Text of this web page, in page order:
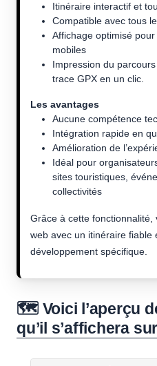
Itinéraire interactif et
Compatible avec tous
Affichage optimisé
mobiles
Impression du
trace GPX en un clic.
Les avantages
Aucune compétence
Intégration rapide en
Amélioration de
Idéal pour
sites touristiques,
collectivités
Grâce à cette
web avec un itinéraire fiable
développement spécifique.
🗺️ Voici l’aperçu
qu’il s’affichera